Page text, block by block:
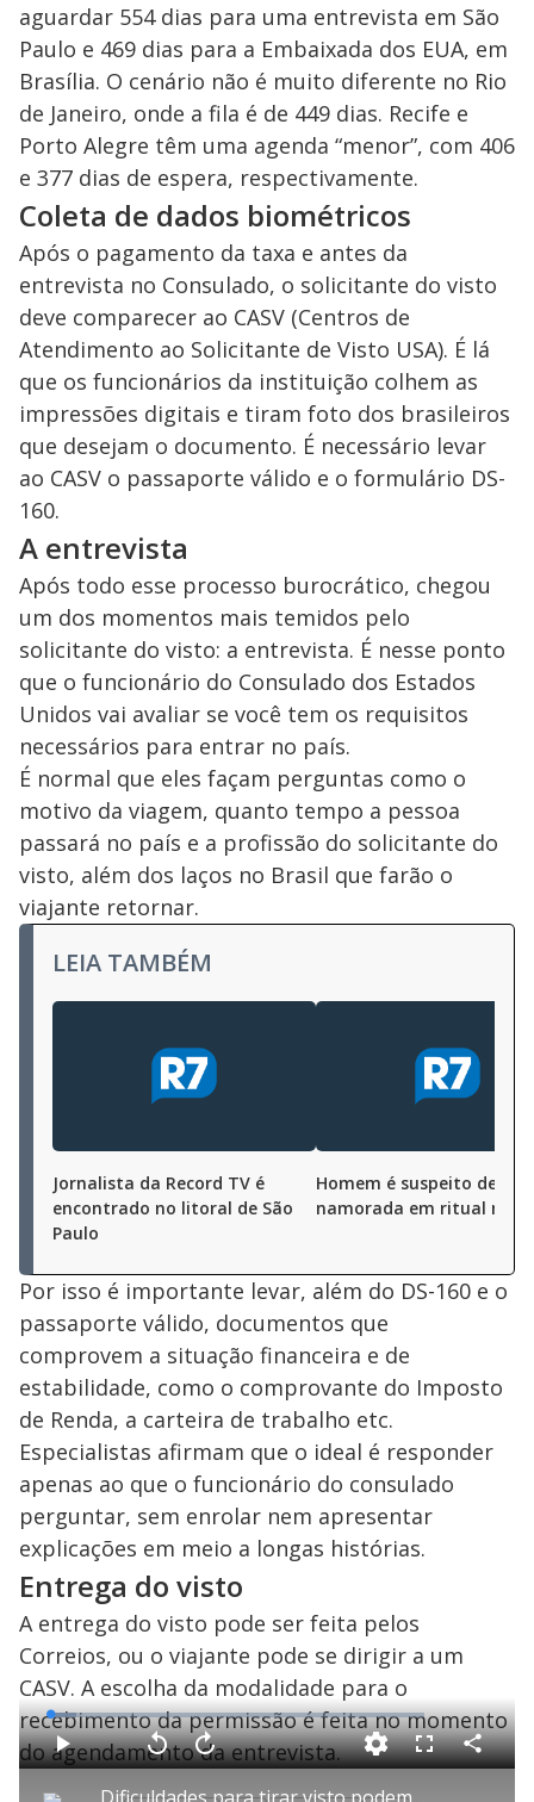
aguardar 554 dias para uma entrevista em São
Paulo e 469 dias para a Embaixada dos EUA, em
Brasília. O cenário não é muito diferente no Rio
de Janeiro, onde a fila é de 449 dias. Recife e
Porto Alegre têm uma agenda “menor”, com 406
e 377 dias de espera, respectivamente.
Coleta de dados biométricos
Após o pagamento da taxa e antes da
entrevista no Consulado, o solicitante do visto
deve comparecer ao CASV (Centros de
Atendimento ao Solicitante de Visto USA). É lá
que os funcionários da instituição colhem as
impressões digitais e tiram foto dos brasileiros
que desejam o documento. É necessário levar
ao CASV o passaporte válido e o formulário DS-
160.
A entrevista
Após todo esse processo burocrático, chegou
um dos momentos mais temidos pelo
solicitante do visto: a entrevista. É nesse ponto
que o funcionário do Consulado dos Estados
Unidos vai avaliar se você tem os requisitos
necessários para entrar no país.
É normal que eles façam perguntas como o
motivo da viagem, quanto tempo a pessoa
passará no país e a profissão do solicitante do
visto, além dos laços no Brasil que farão o
viajante retornar.
LEIA TAMBÉM
Jornalista da Record TV é
encontrado no litoral de São
Paulo
Homem é suspeito de
namorada em ritual
Por isso é importante levar, além do DS-160 e o
passaporte válido, documentos que
comprovem a situação financeira e de
estabilidade, como o comprovante do Imposto
de Renda, a carteira de trabalho etc.
Especialistas afirmam que o ideal é responder
apenas ao que o funcionário do consulado
perguntar, sem enrolar nem apresentar
explicações em meio a longas histórias.
Entrega do visto
A entrega do visto pode ser feita pelos
Correios, ou o viajante pode se dirigir a um
CASV. A escolha da modalidade para o
recebimento da permissão é feita no momento
do agendamento da entrevista.
P V A
L
o
a
d
e F C
o